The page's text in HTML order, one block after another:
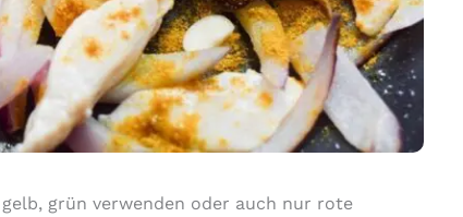
grün verwenden oder auch nur rote